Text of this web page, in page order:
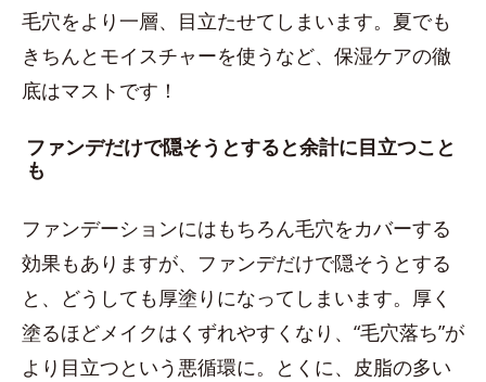
毛穴をより一層、目立たせてしまいます。夏でも
きちんとモイスチャーを使うなど、保湿ケアの徹
底はマストです！
ファンデだけで隠そうとすると余計に目立つこと
も
ファンデーションにはもちろん毛穴をカバーする
効果もありますが、ファンデだけで隠そうとする
と、どうしても厚塗りになってしまいます。厚く
塗るほどメイクはくずれやすくなり、“毛穴落ち”が
より目立つという悪循環に。とくに、皮脂の多い